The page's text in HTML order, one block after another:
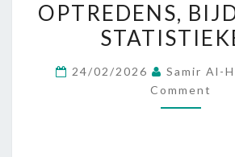
OPTREDENS,
24/02/2026 Samir Al-
Comment